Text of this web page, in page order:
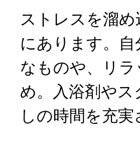
ストレスを溜
にあります。
なものや、リ
め。入浴剤や
しの時間を充実